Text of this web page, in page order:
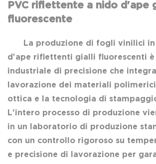
PVC riflettente a nido d'ape
fluorescente
La produzione di fogli vinilici in
d'ape riflettenti gialli fluorescenti è
industriale di precisione che
lavorazione dei materiali
ottica e la tecnologia di
L'intero processo di produzione
in un laboratorio di produzione
con un controllo rigoroso su
e precisione di lavorazione per